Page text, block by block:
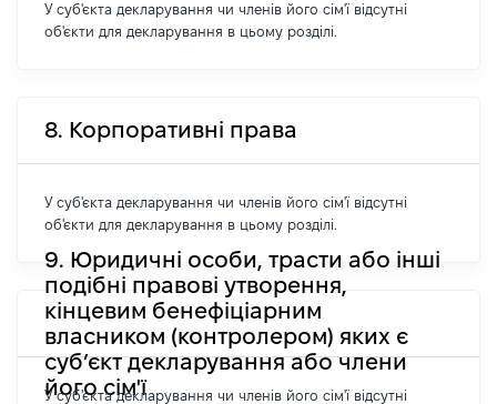
У суб'єкта декларування чи членів його сім'ї відсутні
об'єкти для декларування в цьому розділі.
8. Корпоративні права
У суб'єкта декларування чи членів його сім'ї відсутні
об'єкти для декларування в цьому розділі.
9. Юридичні особи, трасти або інші
подібні правові утворення,
кінцевим бенефіціарним
власником (контролером) яких є
суб’єкт декларування або члени
його сім'ї
У суб'єкта декларування чи членів його сім'ї відсутні